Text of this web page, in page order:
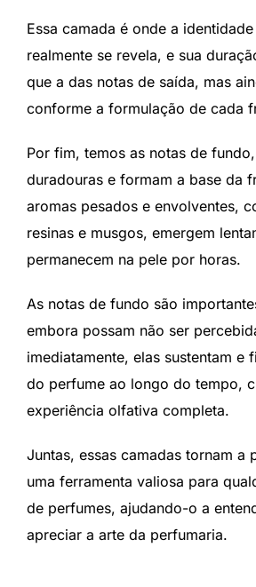
Essa camada é onde a
realmente se revela, e sua
que a das notas de saída, mas
conforme a formulação de cada
Por fim, temos as notas de
duradouras e formam a base da
aromas pesados e envolventes,
resinas e musgos, emergem
permanecem na pele por horas.
As notas de fundo são
embora possam não ser
imediatamente, elas sustentam e
do perfume ao longo do tempo,
experiência olfativa completa.
Juntas, essas camadas tornam a
uma ferramenta valiosa para
de perfumes, ajudando-o a
apreciar a arte da perfumaria.